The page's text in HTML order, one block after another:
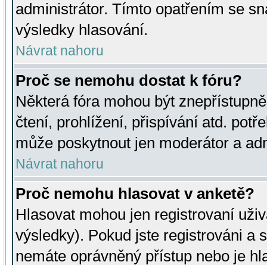
administrátor. Tímto opatřením se
výsledky hlasování.
Návrat nahoru
Proč se nemohu dostat k fóru?
Některá fóra mohou být
čtení, prohlížení, přispívání atd.
může poskytnout jen moderátor a
Návrat nahoru
Proč nemohu hlasovat v anketě?
Hlasovat mohou jen registrovaní
výsledky). Pokud jste registrováni a
nemáte oprávněný přístup nebo je